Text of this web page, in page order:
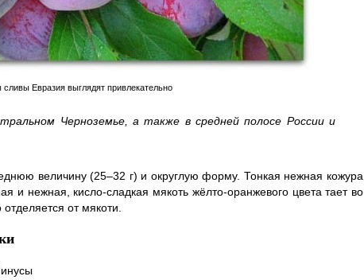
сливы Евразия выглядят привлекательно
Черноземье, а также в средней полосе России и
величину (25–32 г) и округлую форму. Тонкая нежная кожура
и нежная, кисло-сладкая мякоть жёлто-оранжевого цвета тает во
от мякоти.